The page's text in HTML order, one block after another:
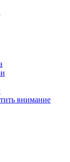
внимание